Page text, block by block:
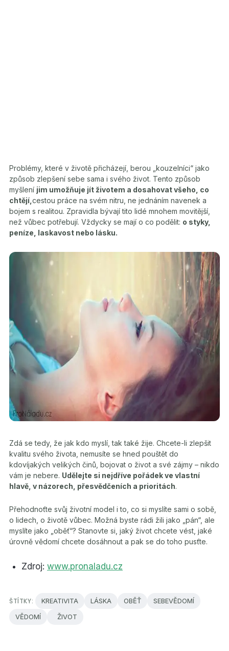
Problémy, které v životě přicházejí, berou „kouzelníci“ jako
způsob zlepšení sebe sama i svého život. Tento způsob
myšlení jim umožňuje jít životem a dosahovat všeho, co
chtějí, cestou práce na svém nitru, ne jednáním navenek a
bojem s realitou. Zpravidla bývají tito lidé mnohem movitější,
než vůbec potřebují. Vždycky se mají o co podělit: o styky,
peníze, laskavost nebo lásku.
Zdá se tedy, že jak kdo myslí, tak také žije. Chcete-li zlepšit
kvalitu svého života, nemusíte se hned pouštět do
kdovíjakých velikých činů, bojovat o život a své zájmy – nikdo
vám je nebere. Udělejte si nejdříve pořádek ve vlastní
hlavě, v názorech, přesvědčeních a prioritách.
Přehodnoťte svůj životní model i to, co si myslíte sami o sobě,
o lidech, o životě vůbec. Možná byste rádi žili jako „pán“, ale
myslíte jako „oběť“? Stanovte si, jaký život chcete vést, jaké
úrovně vědomí chcete dosáhnout a pak se do toho pusťte.
Zdroj: www.pronaladu.cz
ŠTÍTKY: KREATIVITA LÁSKA OBĚŤ
SEBEVĚDOMÍ
VĚDOMÍ
ŽIVOT